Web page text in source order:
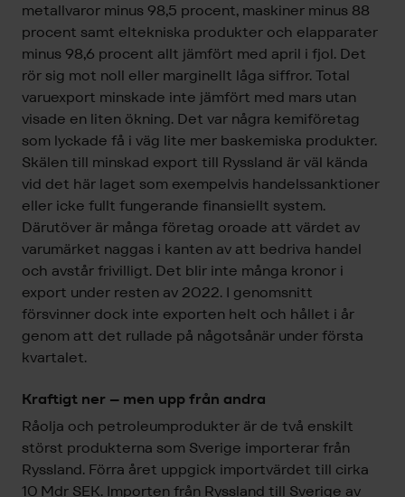
metallvaror minus 98,5 procent, maskiner minus 88
procent samt eltekniska produkter och elapparater
minus 98,6 procent allt jämfört med april i fjol. Det
rör sig mot noll eller marginellt låga siffror. Total
varuexport minskade inte jämfört med mars utan
visade en liten ökning. Det var några kemiföretag
som lyckade få i väg lite mer baskemiska produkter.
Skälen till minskad export till Ryssland är väl kända
vid det här laget som exempelvis handelssanktioner
eller icke fullt fungerande finansiellt system.
Därutöver är många företag oroade att värdet av
varumärket naggas i kanten av att bedriva handel
och avstår frivilligt. Det blir inte många kronor i
export under resten av 2022. I genomsnitt
försvinner dock inte exporten helt och hållet i år
genom att det rullade på någotsånär under första
kvartalet.
Kraftigt ner – men upp från andra
Råolja och petroleumprodukter är de två enskilt
störst produkterna som Sverige importerar från
Ryssland. Förra året uppgick importvärdet till cirka
10 Mdr SEK. Importen från Ryssland till Sverige av